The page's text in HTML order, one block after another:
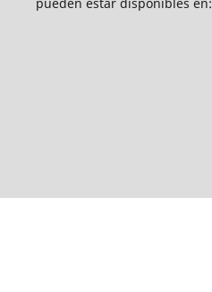
pueden estar disponibles en: